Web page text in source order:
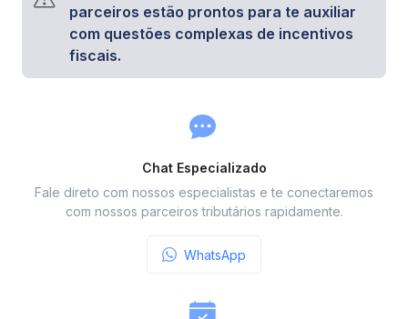
parceiros estão prontos para te auxiliar
com questões complexas de incentivos
fiscais.
Chat Especializado
Fale direto com nossos especialistas e te conectaremos
com nossos parceiros tributários rapidamente.
WhatsApp